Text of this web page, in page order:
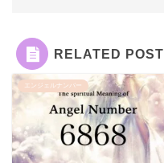
RELATED POST
エンジェルナンバー